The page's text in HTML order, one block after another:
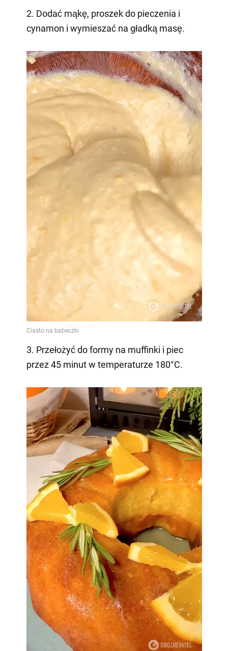
2. Dodać mąkę, proszek do pieczenia i
cynamon i wymieszać na gładką masę.
3. Przełożyć do formy na muffinki i piec
przez 45 minut w temperaturze 180°C.